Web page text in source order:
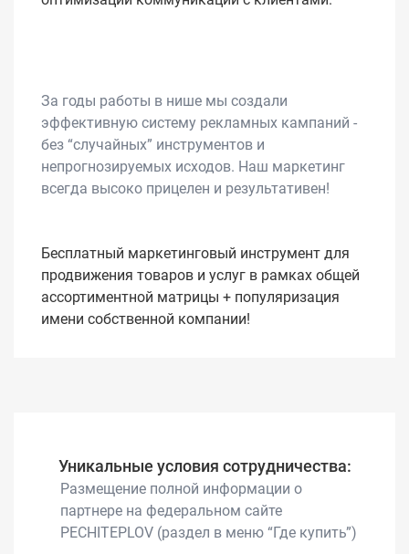
За годы работы в нише мы создали
эффективную систему рекламных кампаний -
без “случайных” инструментов и
непрогнозируемых исходов. Наш маркетинг
всегда высоко прицелен и результативен!
Бесплатный маркетинговый инструмент для
продвижения товаров и услуг в рамках общей
ассортиментной матрицы + популяризация
имени собственной компании!
Уникальные условия сотрудничества:
Размещение полной информации о
партнере на федеральном сайте
PECHITEPLOV (раздел в меню “Где купить”)